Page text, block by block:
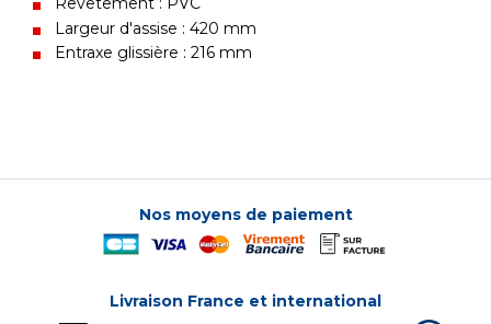
Largeur d'assise : 420 mm
Entraxe glissière : 216 mm
Nos moyens de paiement
Livraison France et international